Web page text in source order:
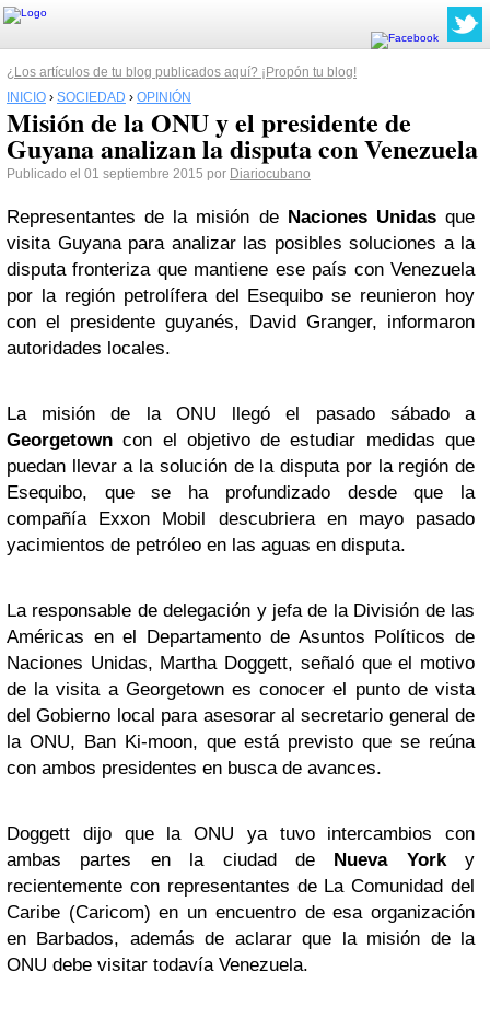
¿Los artículos de tu blog publicados aquí? ¡Propón tu blog!
INICIO › SOCIEDAD › OPINIÓN
Misión de la ONU y el presidente de
Guyana analizan la disputa con Venezuela
Publicado el 01 septiembre 2015 por Diariocubano
Representantes de la misión de Naciones Unidasque
visita Guyana para analizar las posibles soluciones a la
disputa fronteriza que mantiene ese país con Venezuela
por la región petrolífera del Esequibo se reunieron hoy
con el presidente guyanés, David Granger, informaron
autoridades locales.
La misión de la ONU llegó el pasado sábado a
Georgetown con el objetivo de estudiar medidas que
puedan llevar a la solución de la disputa por la región de
Esequibo, que se ha profundizado desde que la
compañía Exxon Mobil descubriera en mayo pasado
yacimientos de petróleo en las aguas en disputa.
La responsable de delegación y jefa de la División de las
Américas en el Departamento de Asuntos Políticos de
Naciones Unidas, Martha Doggett, señaló que el motivo
de la visita a Georgetown es conocer el punto de vista
del Gobierno local para asesorar al secretario general de
la ONU, Ban Ki-moon, que está previsto que se reúna
con ambos presidentes en busca de avances.
Doggett dijo que la ONU ya tuvo intercambios con
ambas partes en la ciudad de Nueva Yorky
recientemente con representantes de La Comunidad del
Caribe (Caricom) en un encuentro de esa organización
en Barbados, además de aclarar que la misión de la
ONU debe visitar todavía Venezuela.